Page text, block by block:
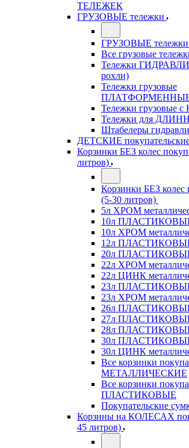
ТЕЛЕЖЕК
ГРУЗОВЫЕ тележки
ГРУЗОВЫЕ тележки
Все грузовые
Тележки
рохли)
Тележки грузовые
Тележки грузовые
Тележки для
Штабелеры
ДЕТСКИЕ
Корзинки БЕЗ колес
литров)
Корзинки БЕЗ колес
(5-30 литров)
5л ХРОМ
10л ПЛАСТИКОВЫЕ
10л ХРОМ
12л ПЛАСТИКОВЫЕ
20л ПЛАСТИКОВЫЕ
22л ХРОМ
22л ЦИНК
23л ПЛАСТИКОВЫЕ
23л ХРОМ
26л ПЛАСТИКОВЫЕ
27л ПЛАСТИКОВЫЕ
28л ПЛАСТИКОВЫЕ
30л ПЛАСТИКОВЫЕ
30л ЦИНК
Все корзинки
МЕТАЛЛИЧЕСКИЕ
Все корзинки
ПЛАСТИКОВЫЕ
Покупательские
Корзины на КОЛЕСАХ
45 литров)